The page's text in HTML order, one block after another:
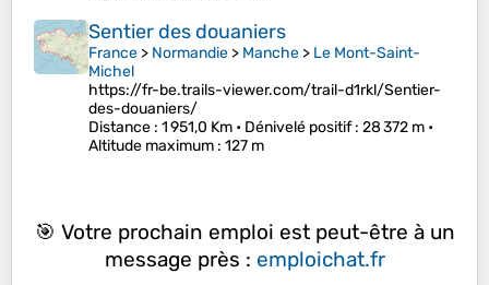
Sentier des douaniers
France > Normandie > Manche > Le Mont-Saint-
Michel
https://fr-be.trails-viewer.com/trail-d1rkl/Sentier-
des-douaniers/
Distance : 1 951,0 Km • Dénivelé positif: 28 372 m •
Altitude maximum : 127 m
🎯 Votre prochain emploi est peut-être à un
message près : emploichat.fr